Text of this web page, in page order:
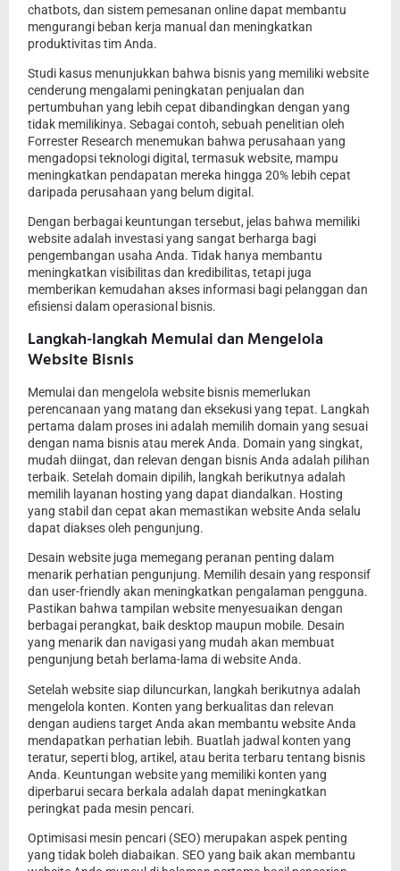
chatbots, dan sistem pemesanan online dapat membantu
mengurangi beban kerja manual dan meningkatkan
produktivitas tim Anda.
Studi kasus menunjukkan bahwa bisnis yang memiliki website
cenderung mengalami peningkatan penjualan dan
pertumbuhan yang lebih cepat dibandingkan dengan yang
tidak memilikinya. Sebagai contoh, sebuah penelitian oleh
Forrester Research menemukan bahwa perusahaan yang
mengadopsi teknologi digital, termasuk website, mampu
meningkatkan pendapatan mereka hingga 20% lebih cepat
daripada perusahaan yang belum digital.
Dengan berbagai keuntungan tersebut, jelas bahwa memiliki
website adalah investasi yang sangat berharga bagi
pengembangan usaha Anda. Tidak hanya membantu
meningkatkan visibilitas dan kredibilitas, tetapi juga
memberikan kemudahan akses informasi bagi pelanggan dan
efisiensi dalam operasional bisnis.
Langkah-langkah Memulai dan Mengelola
Website Bisnis
Memulai dan mengelola website bisnis memerlukan
perencanaan yang matang dan eksekusi yang tepat. Langkah
pertama dalam proses ini adalah memilih domain yang sesuai
dengan nama bisnis atau merek Anda. Domain yang singkat,
mudah diingat, dan relevan dengan bisnis Anda adalah pilihan
terbaik. Setelah domain dipilih, langkah berikutnya adalah
memilih layanan hosting yang dapat diandalkan. Hosting
yang stabil dan cepat akan memastikan website Anda selalu
dapat diakses oleh pengunjung.
Desain website juga memegang peranan penting dalam
menarik perhatian pengunjung. Memilih desain yang responsif
dan user-friendly akan meningkatkan pengalaman pengguna.
Pastikan bahwa tampilan website menyesuaikan dengan
berbagai perangkat, baik desktop maupun mobile. Desain
yang menarik dan navigasi yang mudah akan membuat
pengunjung betah berlama-lama di website Anda.
Setelah website siap diluncurkan, langkah berikutnya adalah
mengelola konten. Konten yang berkualitas dan relevan
dengan audiens target Anda akan membantu website Anda
mendapatkan perhatian lebih. Buatlah jadwal konten yang
teratur, seperti blog, artikel, atau berita terbaru tentang bisnis
Anda. Keuntungan website yang memiliki konten yang
diperbarui secara berkala adalah dapat meningkatkan
peringkat pada mesin pencari.
Optimisasi mesin pencari (SEO) merupakan aspek penting
yang tidak boleh diabaikan. SEO yang baik akan membantu